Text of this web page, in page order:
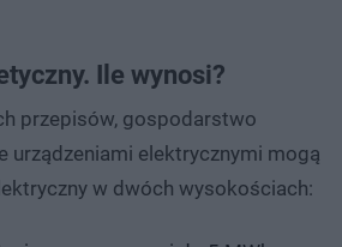
Ile wynosi?
przepisów, gospodarstwo
urządzeniami elektrycznymi mogą
w dwóch wysokościach: